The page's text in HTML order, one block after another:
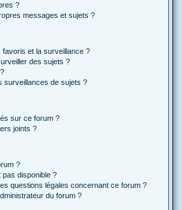
?
messages et sujets ?
et la surveillance ?
des sujets ?
surveillances de sujets ?
sur ce forum ?
joints ?
?
pas disponible ?
questions légales concernant ce forum ?
du forum ?